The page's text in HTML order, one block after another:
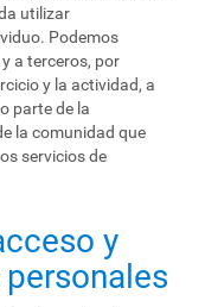
utilizar
Podemos
a terceros, por
y la actividad, a
parte de la
la comunidad que
servicios de
y